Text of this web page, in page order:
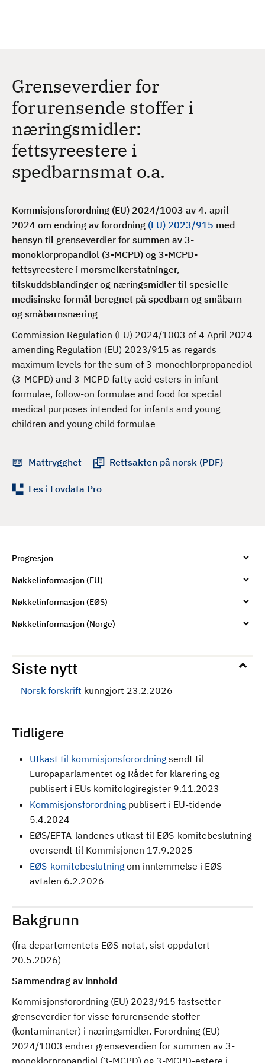
Grenseverdier for
forurensende stoffer i
næringsmidler:
fettsyreestere i
spedbarnsmat o.a.
Kommisjonsforordning (EU) 2024/1003 av 4. april
2024 om endring av forordning (EU) 2023/915 med
hensyn til grenseverdier for summen av 3-
monoklorpropandiol (3-MCPD) og 3-MCPD-
fettsyreestere i morsmelkerstatninger,
tilskuddsblandinger og næringsmidler til spesielle
medisinske formål beregnet på spedbarn og småbarn
og småbarnsnæring
Commission Regulation (EU) 2024/1003 of 4 April 2024
amending Regulation (EU) 2023/915 as regards
maximum levels for the sum of 3-monochlorpropanediol
(3-MCPD) and 3-MCPD fatty acid esters in infant
formulae, follow-on formulae and food for special
medical purposes intended for infants and young
children and young child formulae
Mattrygghet Rettsakten på norsk (PDF)
Les i Lovdata Pro
Progresjon
Nøkkelinformasjon (EU)
Nøkkelinformasjon (EØS)
Nøkkelinformasjon (Norge)
Siste nytt
Norsk forskrift kunngjort 23.2.2026
Tidligere
Utkast til kommisjonsforordning sendt til
Europaparlamentet og Rådet for klarering og
publisert i EUs komitologiregister 9.11.2023
Kommisjonsforordning publisert i EU-tidende
5.4.2024
EØS/EFTA-landenes utkast til EØS-komitebeslutning
oversendt til Kommisjonen 17.9.2025
EØS-komitebeslutning om innlemmelse i EØS-
avtalen 6.2.2026
Bakgrunn
(fra departementets EØS-notat, sist oppdatert
20.5.2026)
Sammendrag av innhold
Kommisjonsforordning (EU) 2023/915 fastsetter
grenseverdier for visse forurensende stoffer
(kontaminanter) i næringsmidler. Forordning (EU)
2024/1003 endrer grenseverdien for summen av 3-
monoklorpropandiol (3-MCPD) og 3-MCPD-estere i